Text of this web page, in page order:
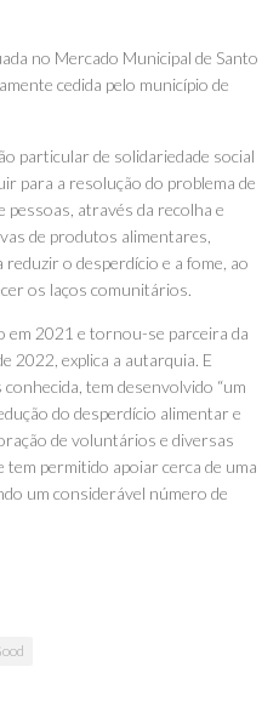
no Mercado Municipal de Santo
cedida pelo município de
particular de solidariedade social
para a resolução do problema de
pessoas, através da recolha e
de produtos alimentares,
o desperdício e a fome, ao
os laços comunitários.
em 2021 e tornou-se parceira da
2022, explica a autarquia. E
tem desenvolvido “um
do desperdício alimentar e
de voluntários e diversas
permitido apoiar cerca de uma
um considerável número de